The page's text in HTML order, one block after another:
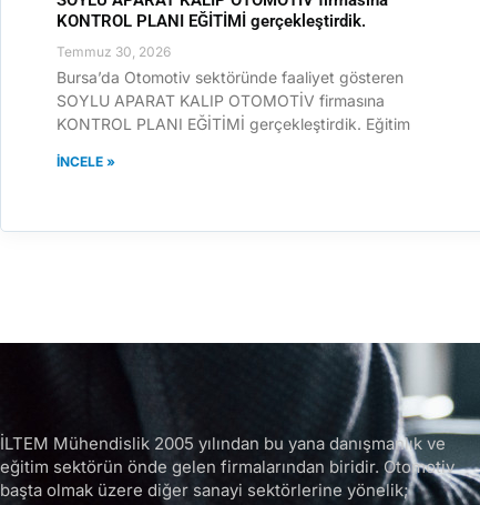
KONTROL PLANI EĞİTİMİ gerçekleştirdik.
Temmuz 30, 2026
Bursa’da Otomotiv sektöründe faaliyet gösteren
SOYLU APARAT KALIP OTOMOTİV firmasına
KONTROL PLANI EĞİTİMİ gerçekleştirdik. Eğitim
İNCELE »
İLTEM Mühendislik 2005 yılından bu yana danışmanlık ve
eğitim sektörün önde gelen firmalarından biridir. Otomotiv
başta olmak üzere diğer sanayi sektörlerine yönelik;